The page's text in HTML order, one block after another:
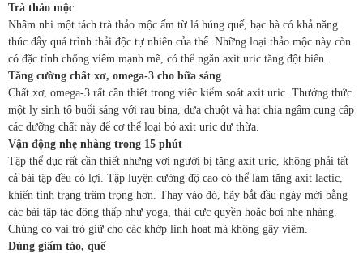
Trà thảo mộc
Nhâm nhi một tách trà thảo mộc ấm từ lá húng quế, bạc hà có khả năng
thúc đẩy quá trình thải độc tự nhiên của thể. Những loại thảo mộc này còn
có đặc tính chống viêm mạnh mẽ, có thể ngăn axit uric tăng đột biến.
Tăng cường chất xơ, omega-3 cho bữa sáng
Chất xơ, omega-3 rất cần thiết trong việc kiểm soát axit uric. Thưởng thức
một ly sinh tố buổi sáng với rau bina, dưa chuột và hạt chia ngâm cung cấp
các dưỡng chất này để cơ thể loại bỏ axit uric dư thừa.
Vận động nhẹ nhàng trong 15 phút
Tập thể dục rất cần thiết nhưng với người bị tăng axit uric, không phải tất
cả bài tập đều có lợi. Tập luyện cường độ cao có thể làm tăng axit lactic,
khiến tình trạng trầm trọng hơn. Thay vào đó, hãy bắt đầu ngày mới bằng
các bài tập tác động thấp như yoga, thái cực quyền hoặc bơi nhẹ nhàng.
Chúng có vai trò giữ cho các khớp linh hoạt mà không gây viêm.
Dùng giấm táo, quế